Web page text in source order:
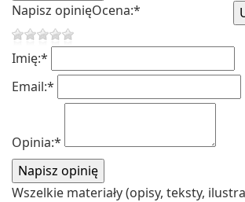
Napisz opinięOcena:*
Imię:*
Email:*
Opinia:*
Wszelkie materiały (opisy, teksty,